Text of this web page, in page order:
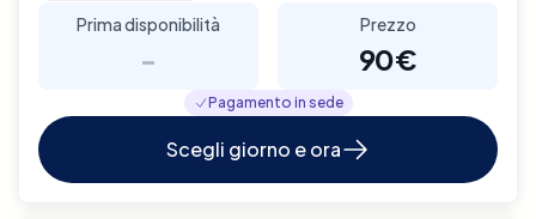
Prima disponibilità
-
Prezzo
90€
Pagamento in sede
Scegli giorno e ora